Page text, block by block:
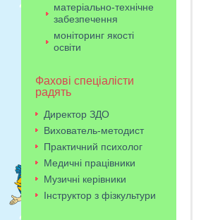
матеріально-технічне
забезпечення
моніторинг якості
освіти
Фахові спеціалісти
радять
Директор ЗДО
Вихователь-методист
Практичний психолог
Медичні працівники
Музичні керівники
Інструктор з фізкультури